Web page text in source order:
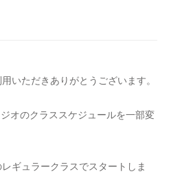
いただきありがとうございます。
オのクラススケジュールを一部変
ギュラークラスでスタートしま